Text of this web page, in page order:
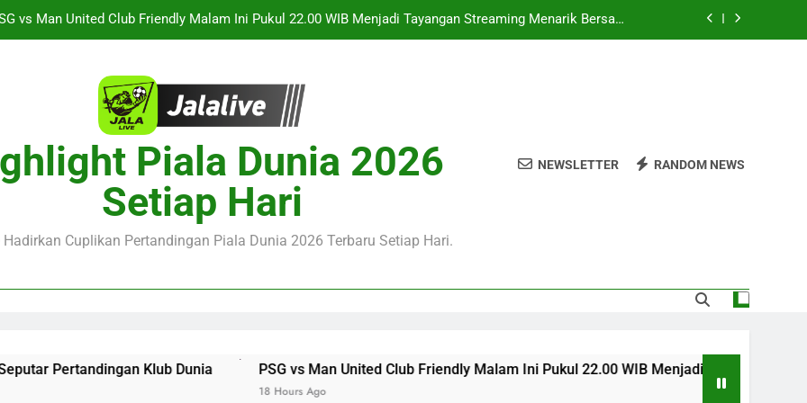
vs Man United Club Friendly Malam Ini Pukul 22.00 WIB Menjadi Tayangan Streaming Menarik Bersama
Jalalive Aston Villa vs Bayern Club Friendly Malam Ini Pukul 19.00 WIB Mengulas Keseruan Laga Pramusim
Barcelona vs Nottingham Forest Club Friendly Dini Hari Ini Pukul 02.00 WIB Tersaji di Jalalive Dengan
Update Terbaru Seputar Pertandingan Klub Dunia
vs Man United Club Friendly Malam Ini Pukul 22.00 WIB Menjadi Tayangan Streaming Menarik Bersama
Saksikan Streaming Singapura vs Indonesia Piala ASEAN Malam Ini Pukul 20.00 WIB Bersama Jalalive
Dalam Laga Bergengsi Penuh Perhatian
Piala Dunia 2026
Setiap Hari
Cuplikan Pertandingan Piala Dunia 2026 Terbaru Setiap Hari.
NEWSLETTER RANDOM NEWS
Pertandingan Klub Dunia PSG vs Man United Club Friendly Malam Ini Pukul 22.00 WIB Menjadi Tayangan
18 Hours Ago